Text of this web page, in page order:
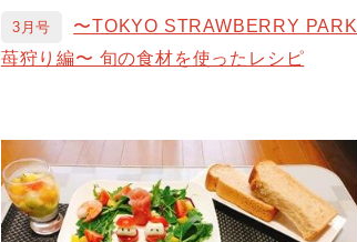
3月号
〜TOKYO STRAWBERRY PARK
苺狩り編〜 旬の食材を使ったレシピ